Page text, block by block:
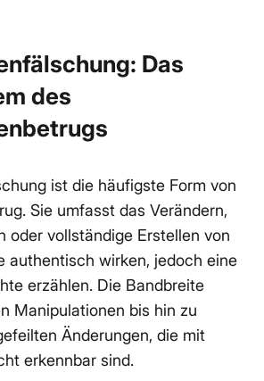
Das
des
ist die häufigste Form von
Sie umfasst das Verändern,
oder vollständige Erstellen von
authentisch wirken, jedoch eine
erzählen. Die Bandbreite
Manipulationen bis hin zu
Änderungen, die mit
erkennbar sind.